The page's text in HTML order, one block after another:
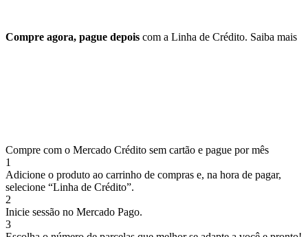
Compre agora, pague depois com a Linha de Crédito. Saiba mais
Compre com o Mercado Crédito sem cartão e pague por mês
1
Adicione o produto ao carrinho de compras e, na hora de pagar,
selecione “Linha de Crédito”.
2
Inicie sessão no Mercado Pago.
3